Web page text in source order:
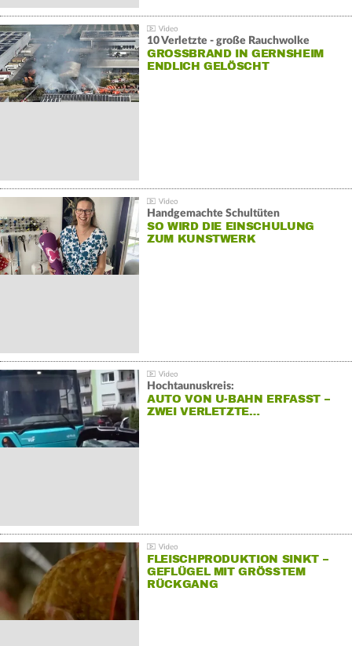
10 Verletzte - große Rauchwolke
GROSSBRAND IN GERNSHEIM E
NDLICH GELÖSCHT
Handgemachte Schultüten
SO WIRD DIE EINSCHULUNG
ZUM KUNSTWERK
Hochtaunuskreis:
AUTO VON U-BAHN ERFASST –
ZWEI VERLETZTE…
FLEISCHPRODUKTION SINKT –
GEFLÜGEL MIT GRÖSSTEM R
ÜCKGANG